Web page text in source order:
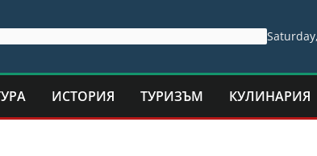
ИСТОРИЯ ТУРИЗЪМ КУЛИНАРИЯ